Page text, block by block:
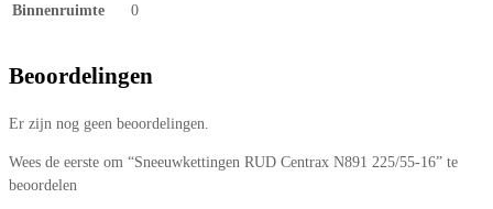
Binnenruimte 0
Beoordelingen
Er zijn nog geen beoordelingen.
Wees de eerste om “Sneeuwkettingen RUD Centrax N891 225/55-16” te
beoordelen